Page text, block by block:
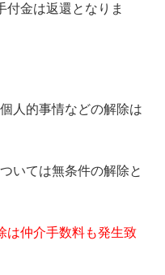
付金は返還となりま
人的事情などの解除は
いては無条件の解除と
は仲介手数料も発生致